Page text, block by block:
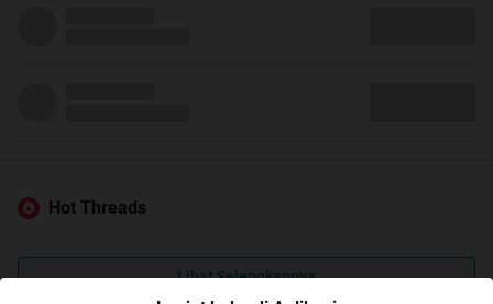
Hot Threads
Lihat Selengkapnya